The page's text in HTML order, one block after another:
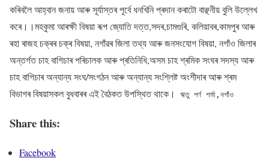
কৰিবলৈ আহ্বান জনায় আৰু সূৰ্যাস্তৰ পূৰ্বে ধনখিনি প্ৰদান কৰাটো বাঞ্ছনীয় বুলি উল্লেখ
কৰে।।মহকুমা আৰক্ষী বিষয়া ৰূপ জ্যোতি দত্ত,সদৰ,চামগুৰি, কলিয়াবৰ,কামপুৰ আৰু
ৰহা ৰাজহ চক্ৰৰ চক্ৰ বিষয়া, নগাঁৱৰ জিলা তথ্য আৰু জনসংযোগ বিষয়া, নগাঁও জিলাৰ
অন্তৰ্গত চাহ বাগিচাৰ পৰিচালক আৰু প্ৰতিনিধি,অসম চাহ শ্ৰমিক সংঘৰ সদস্য আৰু
চাহ বাগিচাৰ অন্যান্য সংঘ/সংগঠন আৰু অন্যান্য সংশ্লিষ্ট অংশীদাৰ আৰু শ্ৰম
বিভাগৰ বিষয়াসকল বুধবাৰৰ এই বৈঠকত উপস্থিত থাকে।
ঋতু পৰ্ণ শৰ্মা,নগাঁও
Share this:
Facebook